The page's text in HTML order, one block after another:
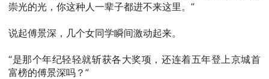
崇光的光，你这种人一辈子都进不来这里。”
说起傅景深，几个女同学瞬间激动起来。
“是那个年纪轻轻就斩获各大奖项，还连着五年登上京城首
富榜的傅景深吗？”